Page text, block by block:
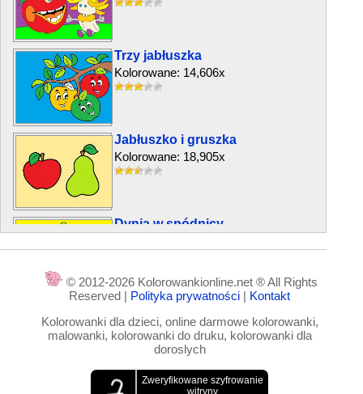
Trzy jabłuszka
Kolorowane: 14,606x
Jabłuszko i gruszka
Kolorowane: 18,905x
Dynia w spódnicy
Kolorowane: 6,261x
© 2012-2026 Kolorowankionline.net ® All Rights
Reserved | Polityka prywatności | Kontakt
Kolorowanki dla dzieci, online darmowe kolorowanki,
malowanki, kolorowanki do druku, kolorowanki dla
doroslych